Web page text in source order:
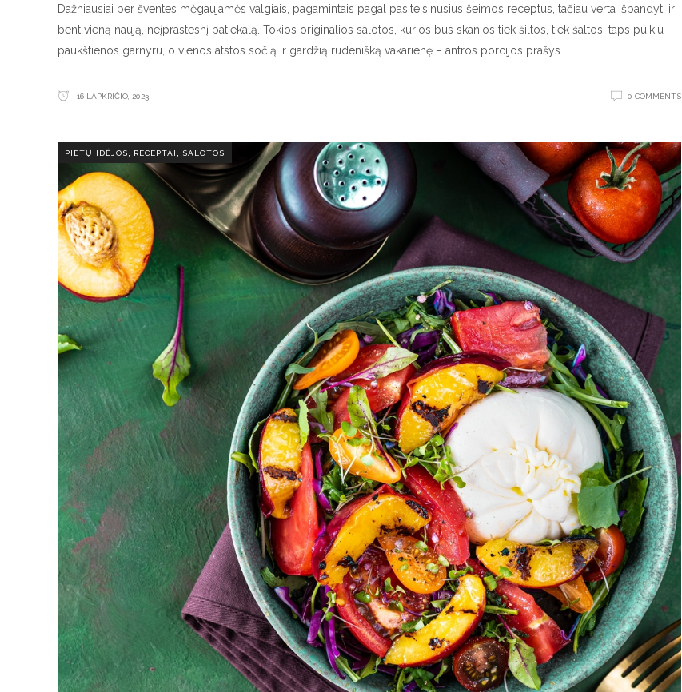
Dažniausiai per šventes mėgaujamės valgiais, pagamintais pagal pasiteisinusius šeimos receptus, tačiau verta išbandyti ir
bent vieną naują, neįprastesnį patiekalą. Tokios originalios salotos, kurios bus skanios tiek šiltos, tiek šaltos, taps puikiu
paukštienos garnyru, o vienos atstos sočią ir gardžią rudenišką vakarienę – antros porcijos prašys
16 LAPKRIČIO, 2023 0 COMMENTS
PIETŲ IDĖJOS RECEPTAI SALOTOS